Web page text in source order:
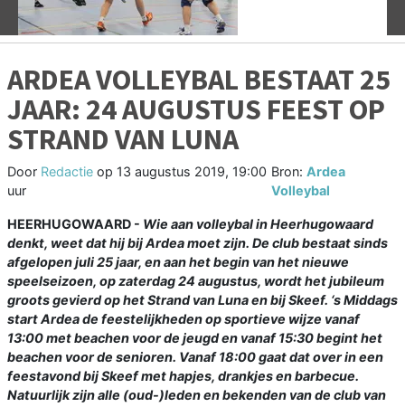
ARDEA VOLLEYBAL BESTAAT 25
JAAR: 24 AUGUSTUS FEEST OP
STRAND VAN LUNA
Door Redactie op 13 augustus 2019, 19:00
uur
Bron: Ardea
Volleybal
HEERHUGOWAARD - Wie aan volleybal in Heerhugowaard
denkt, weet dat hij bij Ardea moet zijn. De club bestaat sinds
afgelopen juli 25 jaar, en aan het begin van het nieuwe
speelseizoen, op zaterdag 24 augustus, wordt het jubileum
groots gevierd op het Strand van Luna en bij Skeef. ‘s Middags
start Ardea de feestelijkheden op sportieve wijze vanaf
13:00 met beachen voor de jeugd en vanaf 15:30 begint het
beachen voor de senioren. Vanaf 18:00 gaat dat over in een
feestavond bij Skeef met hapjes, drankjes en barbecue.
Natuurlijk zijn alle (oud-)leden en bekenden van de club van